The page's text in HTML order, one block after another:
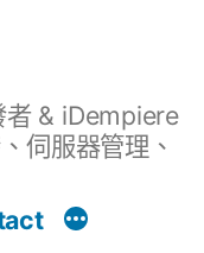
& iDempiere
伺服器管理、